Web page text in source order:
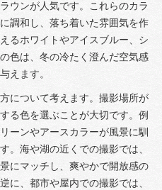
ウンが人気です。これらのカラ
調和し、落ち着いた雰囲気を作
るホワイトやアイスブルー、シ
色は、冬の冷たく澄んだ空気感
えます。
について考えます。撮影場所が
る色を選ぶことが大切です。例
ーンやアースカラーが風景に馴
。海や湖の近くでの撮影では、
にマッチし、爽やかで開放感の
に、都市や屋内での撮影では、